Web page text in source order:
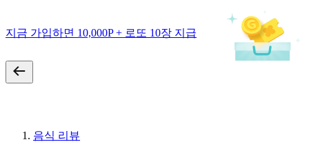
지금 가입하면 10,000P + 로또 10장 지급
음식 리뷰